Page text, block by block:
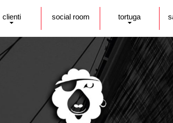
clienti social room tortuga